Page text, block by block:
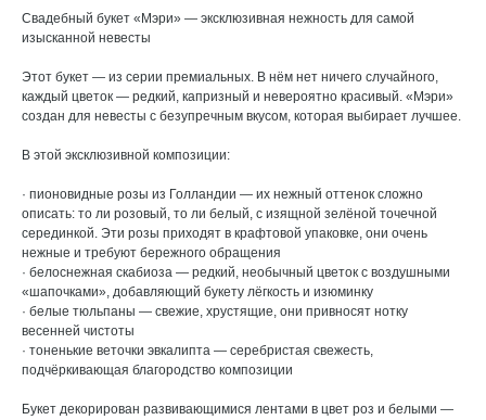
Свадебный букет «Мэри» — эксклюзивная нежность для самой
изысканной невесты
Этот букет — из серии премиальных. В нём нет ничего случайного,
каждый цветок — редкий, капризный и невероятно красивый. «Мэри»
создан для невесты с безупречным вкусом, которая выбирает лучшее.
В этой эксклюзивной композиции:
· пионовидные розы из Голландии — их нежный оттенок сложно
описать: то ли розовый, то ли белый, с изящной зелёной точечной
серединкой. Эти розы приходят в крафтовой упаковке, они очень
нежные и требуют бережного обращения
· белоснежная скабиоза — редкий, необычный цветок с воздушными
«шапочками», добавляющий букету лёгкость и изюминку
· белые тюльпаны — свежие, хрустящие, они привносят нотку
весенней чистоты
· тоненькие веточки эвкалипта — серебристая свежесть,
подчёркивающая благородство композиции
Букет декорирован развивающимися лентами в цвет роз и белыми —